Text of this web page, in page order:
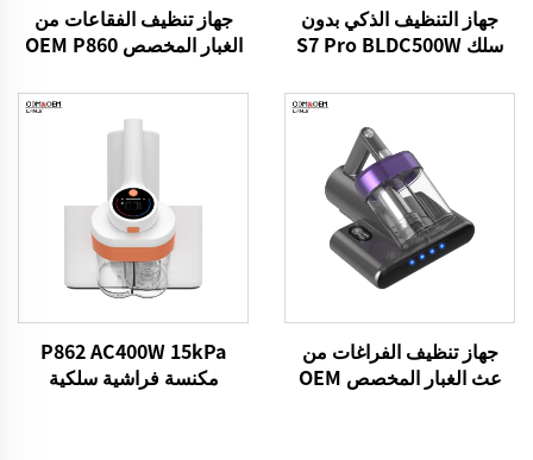
جهاز التنظيف الذكي بدون
سلك S7 Pro BLDC500W
جهاز تنظيف الفقاعات من
الغبار المخصص OEM P860
الفراغ UV المفرش نظيفة
أجهزة التحكم المحمولة
جهاز تنظيف الفراغات من
عث الغبار المخصص OEM
P862 AC400W 15kPa
مكنسة فراشية سلكية